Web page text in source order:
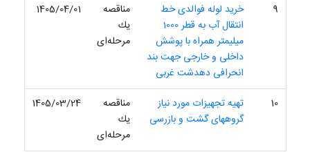
9
خرید لوله فوالدی خط
انتقال آب به قطر 1000
میلیمتر همراه با پوشش
داخلی و خارجی جهت بند
انحرافی دهدشت غربی
مناقصه
یك
مرحله‌ای
1405/04/01
10
تهیه تجهیزات مورد نیاز
گروههای گشت و بازرسی
مناقصه
یك
مرحله‌ای
1405/03/24